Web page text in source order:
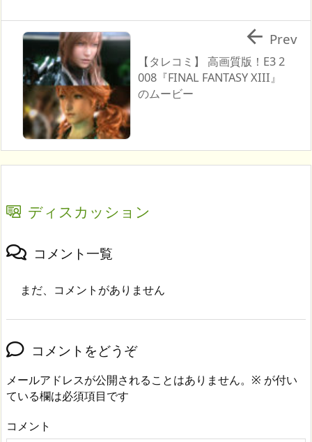
【タレコミ】 高画質版！E3 2
008『FINAL FANTASY XIII』
のムービー
 Prev
ディスカッション
コメント一覧
まだ、コメントがありません
コメントをどうぞ
メールアドレスが公開されることはありません。 ※ が付い
ている欄は必須項目です
コメント